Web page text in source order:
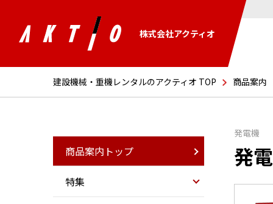
株式会社アクティオ
建設機械・重機レンタルのアクティオ TOP 商品案内
発電機
発
商品案内トップ
特集